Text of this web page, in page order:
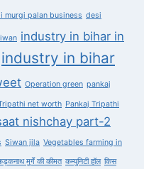
murgi palan business desi
industry in bihar in
industry in bihar
Operation green pankaj
net worth Pankaj Tripathi
nishchay part-2
Siwan jila Vegetables farming in
मुर्गे की कीमत कम्युनिटी हॉल किस